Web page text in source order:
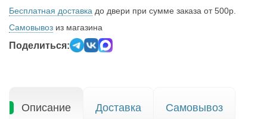
Бесплатная доставка до двери при сумме заказа от 500р.
Самовывоз из магазина
Поделиться:
Описание Доставка Самовывоз